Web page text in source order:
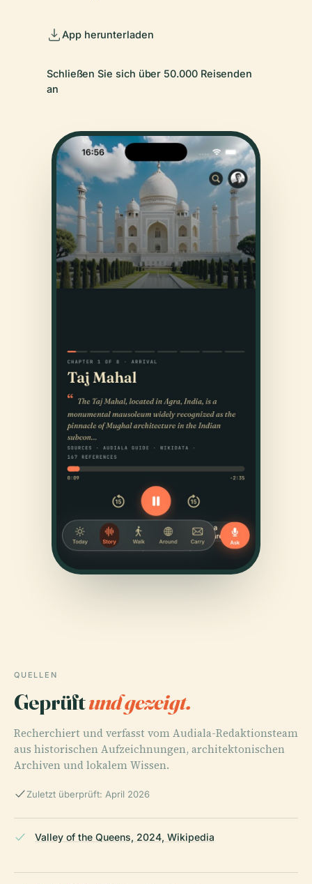
App herunterladen
Schließen Sie sich über 50.000 Reisenden
an
QUELLEN
Geprüftund gezeigt.
Recherchiert und verfasst vom Audiala-Redaktionsteam
aus historischen Aufzeichnungen, architektonischen
Archiven und lokalem Wissen.
Zuletzt überprüft: April 2026
Valley of the Queens, 2024, Wikipedia